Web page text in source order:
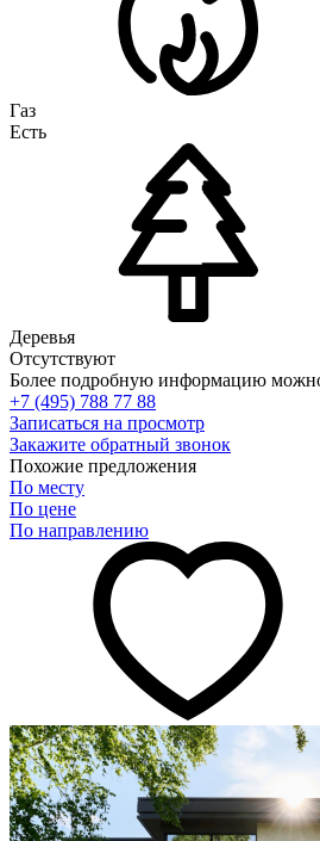
Газ
Есть
Деревья
Отсутствуют
Более подробную информацию
+7 (495) 788 77 88
Записаться на просмотр
Закажите обратный звонок
Похожие предложения
По месту
По цене
По направлению